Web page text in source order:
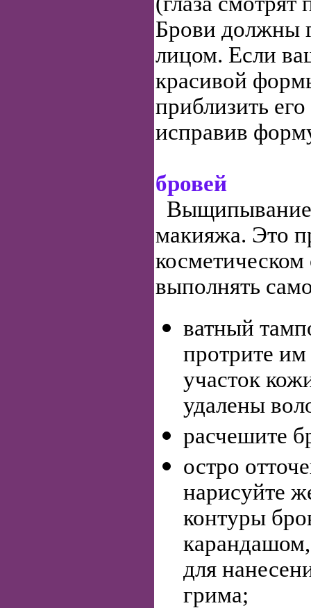
Брови должны
лицом. Если
красивой
приблизить
исправив
бровей
Выщипывание
макияжа. Это
выполнять
ватный
протрите
участок
удалены
расчешите
остро
нарисуйте
контуры
для
грима;